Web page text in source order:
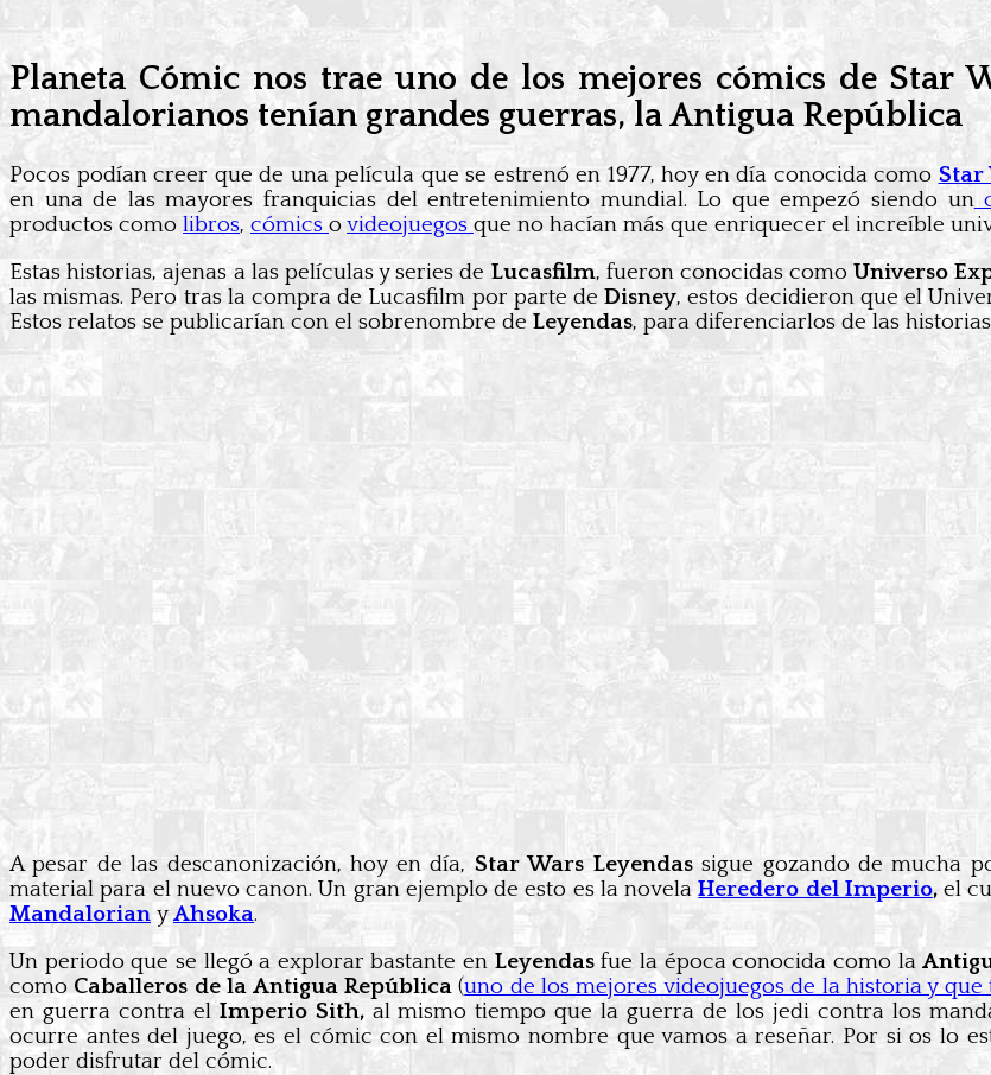
Planeta Cómic nos trae uno de los mejores cómics de Star
mandalorianos tenían grandes guerras, la Antigua República
Pocos podían creer que de una película que se estrenó en 1977, hoy en día conocida como Star
en una de las mayores franquicias del entretenimiento mundial. Lo que empezó siendo un
productos como libros, cómics ovideojuegos que no hacían más que enriquecer el increíble
Estas historias, ajenas a las películas y series de Lucasfilm, fueron conocidas comoUniverso
las mismas. Pero tras la compra de Lucasfilm por parte deDisney, estos decidieron que el
Estos relatos se publicarían con el sobrenombre de Leyendas, para diferenciarlos de las
A pesar de las descanonización, hoy en día, Star Wars Leyendassigue gozando de mucha
material para el nuevo canon. Un gran ejemplo de esto es la novelaHeredero del Imperio,el
Mandalorian yAhsoka.
Un periodo que se llegó a explorar bastante en Leyendasfue la época conocida como la
como Caballeros de la Antigua República(uno de los mejores videojuegos de la historia y
en guerra contra elImperio Sith,al mismo tiempo que la guerra de los jedi contra los
ocurre antes del juego, es el cómic con el mismo nombre que vamos a reseñar. Por si os lo
poder disfrutar del cómic.